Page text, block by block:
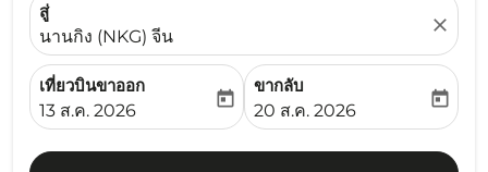
สู่
นานกิง (NKG) จีน
close
เที่ยวบินขาออก
fc-booking-departure-date-aria-label
13 ส.ค. 2026
today
ขากลับ
fc-booking-return-date-
20 ส.ค. 2026
today